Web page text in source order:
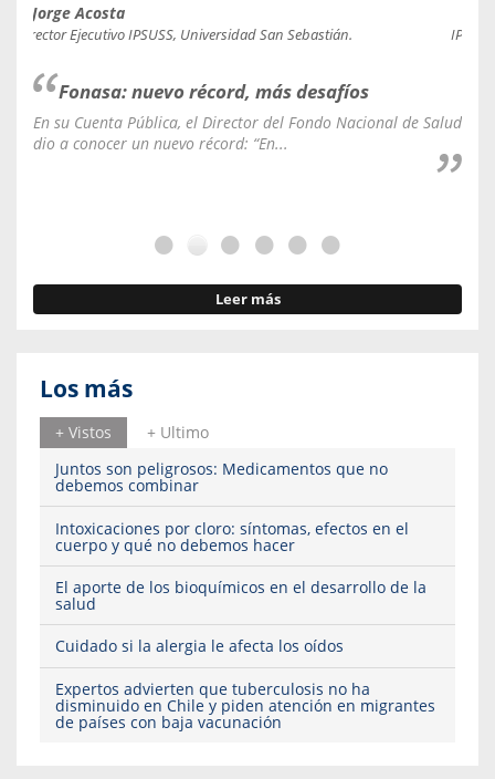
Jorge Acosta
Director Ejecutivo IPSUSS, Universidad San Sebastián.
Fonasa: nuevo récord, más desafíos
En su Cuenta Pública, el Director del Fondo Nacional de Salud
dio a conocer un nuevo récord: “En...
Leer más
Los más
+ Vistos
+ Ultimo
Juntos son peligrosos: Medicamentos que no
debemos combinar
Intoxicaciones por cloro: síntomas, efectos en el
cuerpo y qué no debemos hacer
El aporte de los bioquímicos en el desarrollo de la
salud
Cuidado si la alergia le afecta los oídos
Expertos advierten que tuberculosis no ha
disminuido en Chile y piden atención en migrantes
de países con baja vacunación